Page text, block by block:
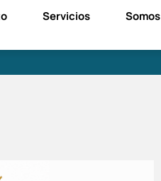
Servicios Somos